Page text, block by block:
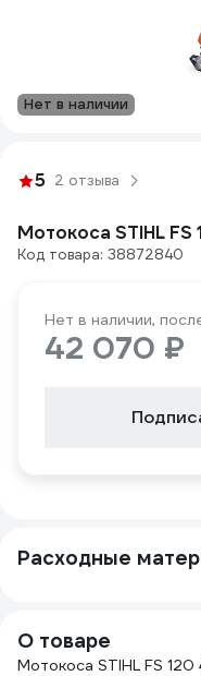
Нет в наличии
5 2 отзыва
Мотокоса STIHL
Код товара: 38872840
Нет в наличии,
42 070 ₽
Расходные
О товаре
Мотокоса STIHL FS